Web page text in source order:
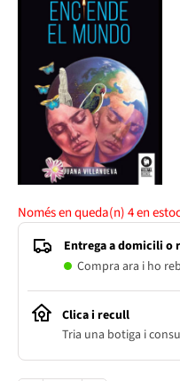
Només en queda(n)4en
Entrega a domicili o
Compra ara i ho
Clica i recull
Tria una botiga i